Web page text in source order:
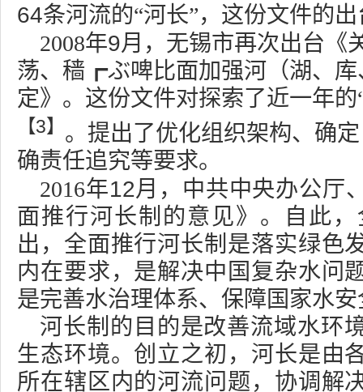
64条河流的“河长”，这份文件的
2008年9月，无锡市再次出台《
荡、穑┏ぶ啤比面加强河（湖、
定》。这份文件对探索了近一年
【3】 。提出了优化组织架构、确
确责任追究等要求。
2016年12月，中共中央办公厅
面推行河长制的意见》。自此
出，全面推行河长制是落实绿色
内在要求，是解决中国复杂水问
是完善水治理体系、保障国家水
河长制的目的是改善流域水环
生态环境。创立之初，河长是由
所在辖区内的河流问题，协调解